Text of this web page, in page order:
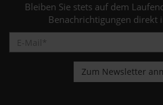
Bleiben Sie stets auf dem
Benachrichtigungen direkt